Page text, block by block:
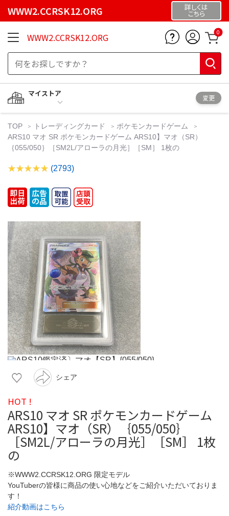
WWW2.CCRSK12.ORG 詳しくは
こちら
WWW2.CCRSK12.ORG 0
マイストア
変更
TOP トレーディングカード
ポケモンカードゲーム
ARS10 マオ SR ポケモンカードゲーム ARS10】マオ（SR）
｛055/050｝［SM2L/アローラの月光］［SM］ 1枚の
(2793)
シェア
HOT !
ARS10 マオ SR ポケモンカードゲーム
ARS10】マオ（SR）｛055/050｝
［SM2L/アローラの月光］［SM］ 1枚
の
※WWW2.CCRSK12.ORG 限定モデル
YouTuberの皆様に商品の使い心地などをご紹介いただいておりま
す！
紹介動画はこちら